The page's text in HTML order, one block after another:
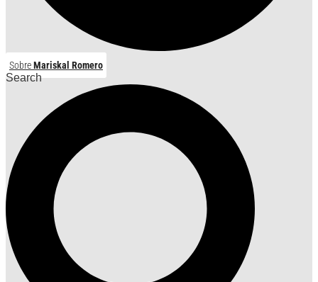
SobreMariskal Romero
Search